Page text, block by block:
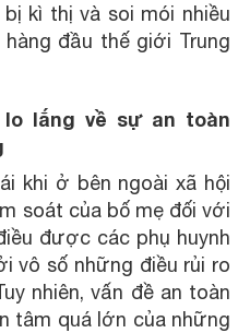
kì thị và soi mói nhiều
đầu thế giới Trung
lo lắng về sự an toàn
khi ở bên ngoài xã hội
soát của bố mẹ đối với
được các phụ huynh
vô số những điều rủi ro
nhiên, vấn đề an toàn
tâm quá lớn của những